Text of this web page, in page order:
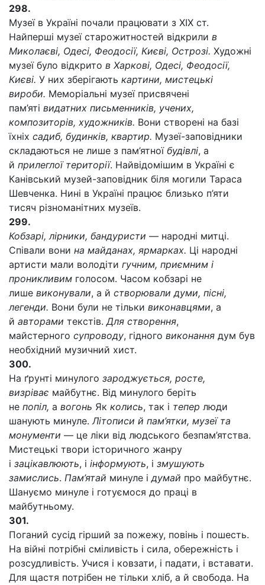
298.
Музеї в Україні почали працювати з XIX ст.
Найперші музеї старожитностей відкрили в
Миколаєві, Одесі, Феодосії, Києві, Острозі. Художні
музеї було відкрито в Харкові, Одесі, Феодосії,
Києві. У них зберігають картини, мистецькі
вироби. Меморіальні музеї присвячені
пам’яті видатних письменників, учених,
композиторів, художників. Вони створені на базі
їхніх садиб, будинків, квартир. Музеї-заповідники
складаються не лише з пам’ятної будівлі, а
й прилеглої території. Найвідомішим в Україні є
Канівський музей-заповідник біля могили Тараса
Шевченка. Нині в Україні працює близько п’яти
тисяч різноманітних музеїв.
299.
Кобзарі, лірники, бандуристи — народні митці.
Співали вони на майданах, ярмарках. Ці народні
артисти мали володіти гучним, приємним і
проникливим голосом. Часом кобзарі не
лише виконували, а й створювали думи, пісні,
легенди. Вони були не тільки виконавцями, а
й авторами текстів.Для створення,
майстерного супроводу, гідного виконання дум був
необхідний музичний хист.
300.
На ґрунті минулого зароджується, росте,
визріває майбутнє. Від минулого беріть
не попіл, а вогонь Як колись, так і тепер люди
шанують минуле.Літописи й пам’ятки, музеї та
монументи — це ліки від людського безпам’ятства.
Мистецькі твори історичного жанру
і зацікавлюють, і інформують, і змушують
замислись. Пам’ятай минуле ідумай про майбутнє.
Шануємо минуле і готуємося до праці в
майбутньому.
301.
Поганий сусід гірший за пожежу, повінь і пошесть.
На війні потрібні сміливість і сила, обережність і
розсудливість. Учися і ковзати, і падати, і вставати.
Для щастя потрібен не тільки хліб, а й свобода. На